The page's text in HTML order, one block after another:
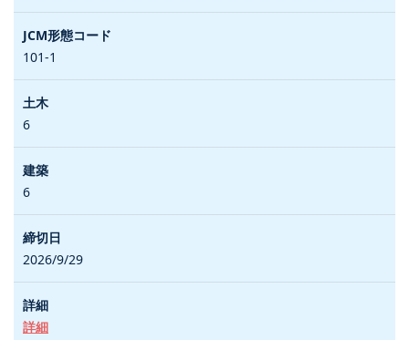
101-1
6
6
2026/9/29
詳細